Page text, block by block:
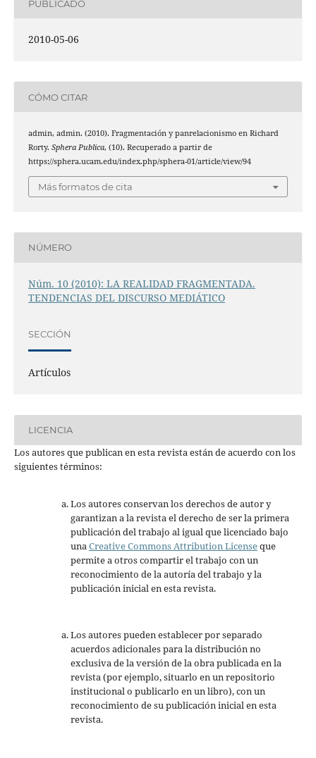
PUBLICADO
2010-05-06
CÓMO CITAR
admin, admin. (2010). Fragmentación y panrelacionismo en Richard
Rorty. Sphera Publica, (10). Recuperado a partir de
https://sphera.ucam.edu/index.php/sphera-01/article/view/94
Más formatos de cita
NÚMERO
Núm. 10 (2010): LA REALIDAD FRAGMENTADA.
TENDENCIAS DEL DISCURSO MEDIÁTICO
SECCIÓN
Artículos
LICENCIA
Los autores que publican en esta revista están de acuerdo con los
siguientes términos:
Los autores conservan los derechos de autor y
garantizan a la revista el derecho de ser la primera
publicación del trabajo al igual que licenciado bajo
unaCreative Commons Attribution Licenseque
permite a otros compartir el trabajo con un
reconocimiento de la autoría del trabajo y la
publicación inicial en esta revista.
Los autores pueden establecer por separado
acuerdos adicionales para la distribución no
exclusiva de la versión de la obra publicada en la
revista (por ejemplo, situarlo en un repositorio
institucional o publicarlo en un libro), con un
reconocimiento de su publicación inicial en esta
revista.